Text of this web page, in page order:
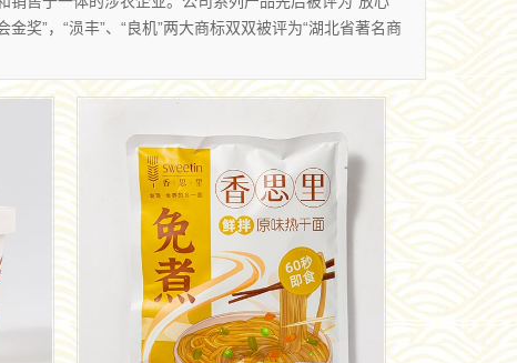
奖”，“涢丰”、“良机”两大商标双双被评为“湖北省著名商